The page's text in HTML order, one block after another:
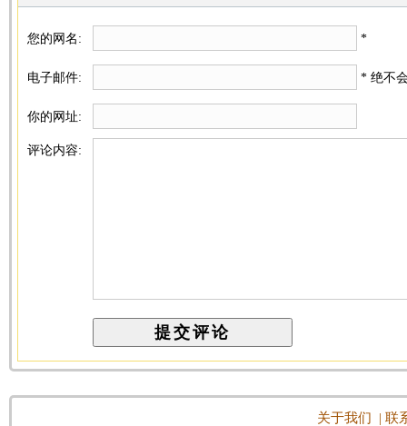
您的网名: *
电子邮件: * 绝不
你的网址:
评论内容:
关于我们 |联